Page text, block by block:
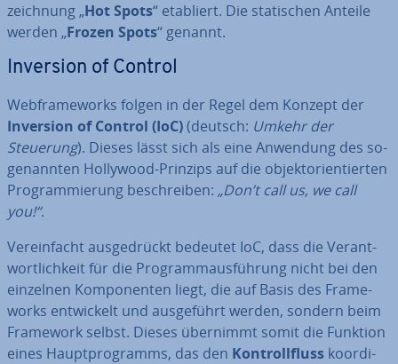
zeich­nung „Hot Spots“ etabliert. Die sta­ti­schen Anteile
werden „Frozen Spots“ genannt.
Inversion of Control
Web­frame­works folgen in der Regel dem Konzept der
Inversion of Control (IoC)(deutsch: Umkehr der
Steuerung). Dieses lässt sich als eine Anwendung des so­
ge­nann­ten Hollywood-Prinzips auf die ob­jekt­ori­en­tier­ten
Pro­gram­mie­rung be­schrei­ben: „Don’t call us, we call
you!“.
Ver­ein­facht aus­ge­drückt bedeutet IoC, dass die Ver­ant­
wort­lich­keit für die Pro­gramm­aus­füh­rung nicht bei den
einzelnen Kom­po­nen­ten liegt, die auf Basis des Frame­
works ent­wi­ckelt und aus­ge­führt werden, sondern beim
Framework selbst. Dieses übernimmt somit die Funktion
eines Haupt­pro­gramms, das den Kon­troll­fluss ko­or­di­